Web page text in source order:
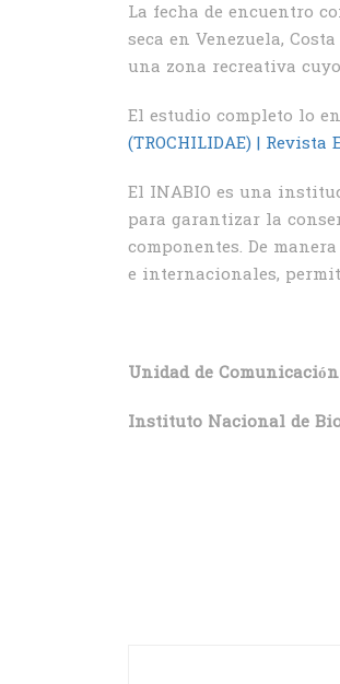
La fecha de encuentro
seca en Venezuela,
una zona recreativa
El estudio completo lo
(TROCHILIDAE) |
El INABIO es una
para garantizar la
componentes. De
e internacionales,
Unidad de
Instituto Nacional de